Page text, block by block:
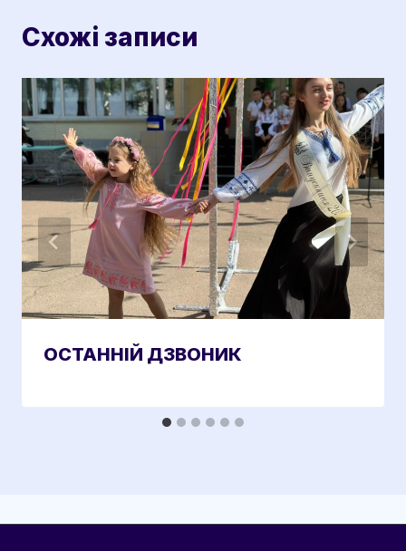
Схожі записи
ОСТАННІЙ ДЗВОНИК